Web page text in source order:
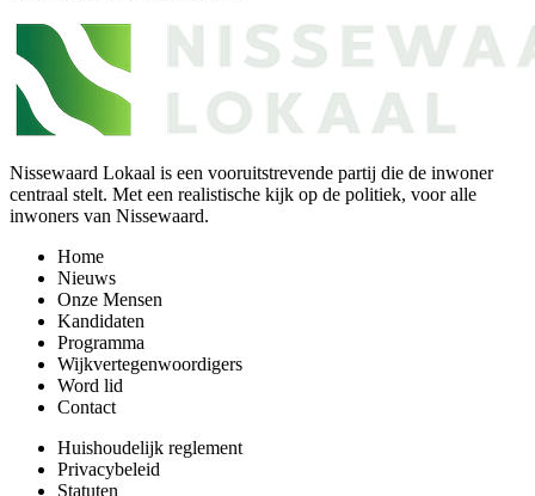
Nissewaard Lokaal is een vooruitstrevende partij die de inwoner
centraal stelt. Met een realistische kijk op de politiek, voor alle
inwoners van Nissewaard.
Home
Nieuws
Onze Mensen
Kandidaten
Programma
Wijkvertegenwoordigers
Word lid
Contact
Huishoudelijk reglement
Privacybeleid
Statuten